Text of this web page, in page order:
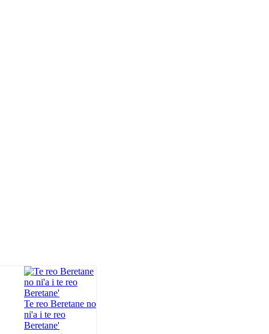
Te reo Beretane no
ni'a i te reo
Beretane'